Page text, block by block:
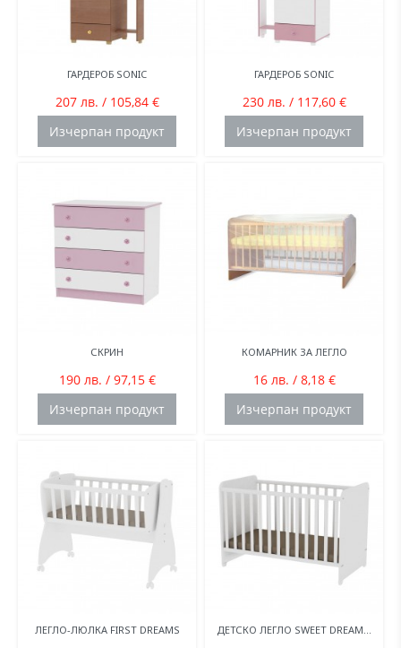
ГАРДЕРОБ SONIC
207 лв. / 105,84 €
Изчерпан продукт
ГАРДЕРОБ SONIC
230 лв. / 117,60 €
Изчерпан продукт
СКРИН
190 лв. / 97,15 €
Изчерпан продукт
КОМАРНИК ЗА ЛЕГЛО
16 лв. / 8,18 €
Изчерпан продукт
ЛЕГЛО-ЛЮЛКА FIRST DREAMS ДЕТСКО ЛЕГЛО SWEET DREAM...